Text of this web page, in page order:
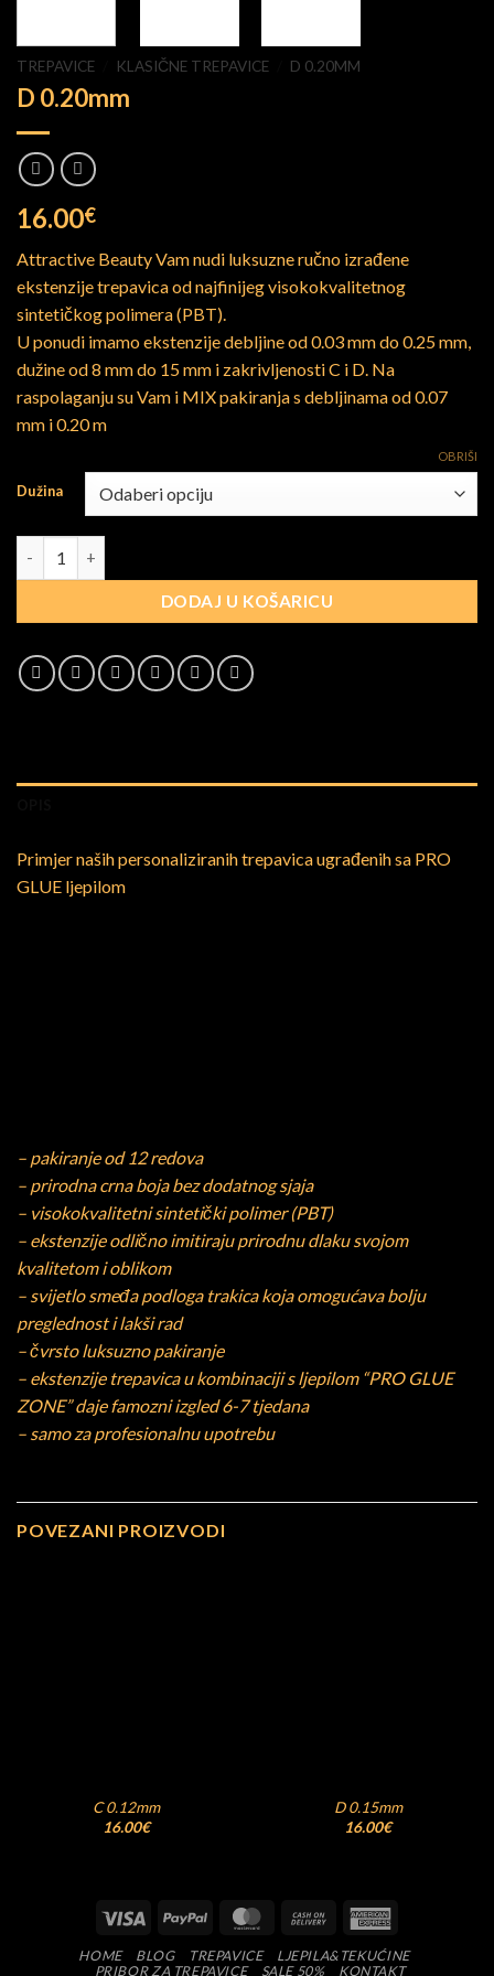
TREPAVICE KLASIČNE TREPAVICE D 0.20MM
D 0.20mm
16.00€
Attractive Beauty Vam nudi luksuzne ručno izrađene
ekstenzije trepavica od najfinijeg visokokvalitetnog
sintetičkog polimera (PBT).
U ponudi imamo ekstenzije debljine od 0.03 mm do 0.25 mm,
dužine od 8 mm do 15 mm i zakrivljenosti C i D. Na
raspolaganju su Vam i MIX pakiranja s debljinama od 0.07
mm i 0.20 m
Dužina
OBRIŠI
DODAJ U KOŠARICU
Primjer naših personaliziranih trepavica ugrađenih sa PRO
GLUE ljepilom
– pakiranje od 12 redova
– prirodna crna boja bez dodatnog sjaja
– visokokvalitetni sintetički polimer (PBT)
– ekstenzije odlično imitiraju prirodnu dlaku svojom
kvalitetom i oblikom
– svijetlo smeđa podloga trakica koja omogućava bolju
preglednost i lakši rad
– čvrsto luksuzno pakiranje
– ekstenzije trepavica u kombinaciji s ljepilom “PRO GLUE
ZONE” daje famozni izgled 6-7 tjedana
– samo za profesionalnu upotrebu
POVEZANI PROIZVODI
C 0.12mm
16.00€
D 0.15mm
16.00€
Visa PayPal MasterCardCash
Delivery
HOME BLOG TREPAVICE
LJEPILA&TEKUĆINE
PRIBOR ZA TREPAVICE
SALE 50% KONTAKT